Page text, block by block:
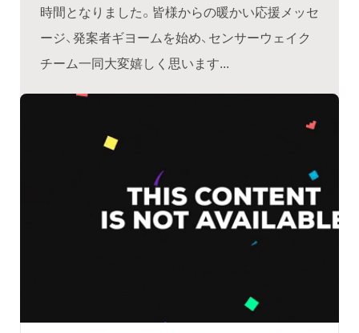
時間となりました。皆様からの暖かい応援メッセ
ージ、発案者ギヨームを始め、センサーウェイク
チーム一同大変嬉しく思います...